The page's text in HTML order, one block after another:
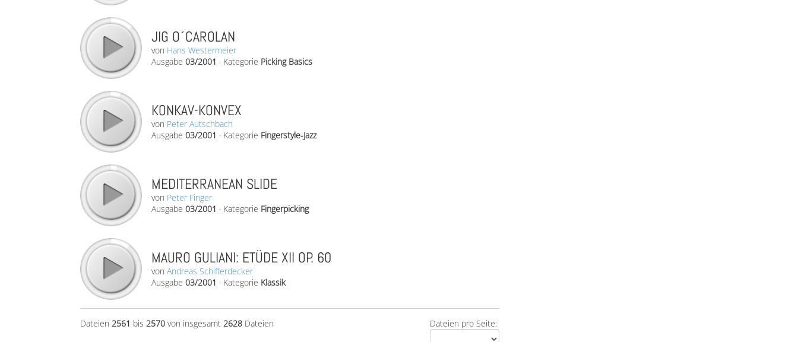
JIG O´CAROLAN
von Hans Westermeier
Ausgabe 03/2001 · Kategorie Picking Basics
KONKAV-KONVEX
von Peter Autschbach
Ausgabe 03/2001 · Kategorie Fingerstyle-Jazz
MEDITERRANEAN SLIDE
von Peter Finger
Ausgabe 03/2001 · Kategorie Fingerpicking
MAURO GULIANI: ETÜDE XII OP. 60
von Andreas Schifferdecker
Ausgabe 03/2001 · Kategorie Klassik
Dateien pro Seite:
Dateien 2561 bis 2570 von insgesamt 2628 Dateien